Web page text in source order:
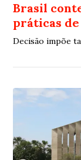
Brasil
práticas
Decisão impõe